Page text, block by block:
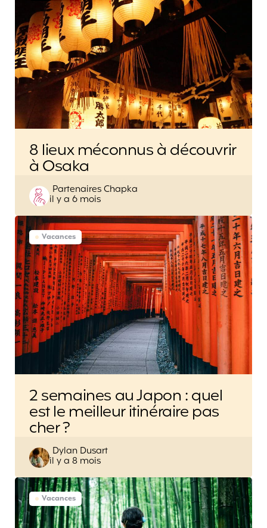
8 lieux méconnus à découvrir
à Osaka
Posted
by
Partenaires Chapka
il y a 6 mois
Vacances
2 semaines au Japon : quel
est le meilleur itinéraire pas
cher ?
Posted
by
Dylan Dusart
il y a 8 mois
Vacances